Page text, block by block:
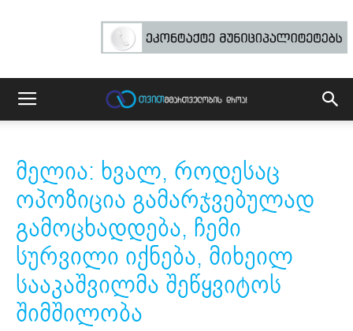
მელია: ხვალ, როდესაც
ოპოზიცია გამარჯვებულად
გამოცხადდება, ჩემი
სურვილი იქნება, მიხეილ
სააკაშვილმა შეწყვიტოს
შიმშილობა